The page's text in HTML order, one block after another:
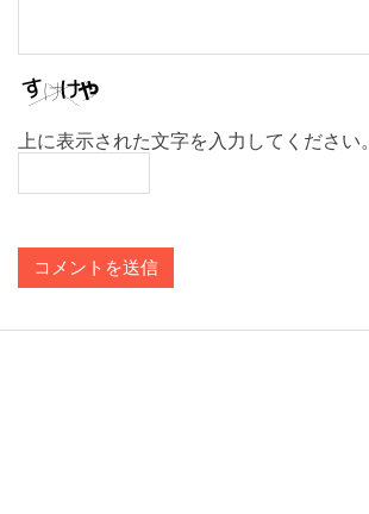
上に表示された文字を入力してください。